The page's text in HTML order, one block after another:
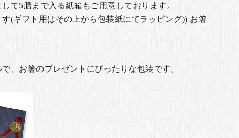
て5膳まで入る紙箱もご用意しております。
(ギフト用はその上から包装紙にてラッピング)) お箸
、お箸のプレゼントにぴったりな包装です。